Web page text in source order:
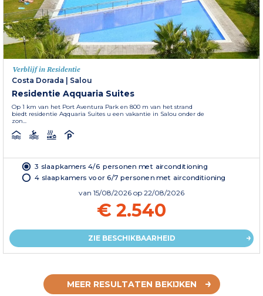
Verblijf in Residentie
Costa Dorada | Salou
Residentie Aqquaria Suites
Op 1 km van het Port Aventura Park en 800 m van het strand
biedt residentie Aqquaria Suites u een vakantie in Salou onder de
zon...
3 slaapkamers 4/6 personen met airconditioning
4 slaapkamers voor 6/7 personen met airconditioning
van 15/08/2026 op 22/08/2026
€ 2.540
ZIE BESCHIKBAARHEID
MEER RESULTATEN BEKIJKEN